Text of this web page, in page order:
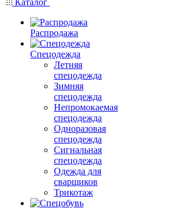
Каталог
Распродажа
Спецодежда
Летняя
спецодежда
Зимняя
спецодежда
Непромокаемая
спецодежда
Одноразовая
спецодежда
Сигнальная
спецодежда
Одежда для
сварщиков
Трикотаж